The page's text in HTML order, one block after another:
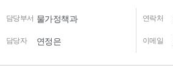
담당부서 물가정책과 연락처
담당자 연정은 이메일